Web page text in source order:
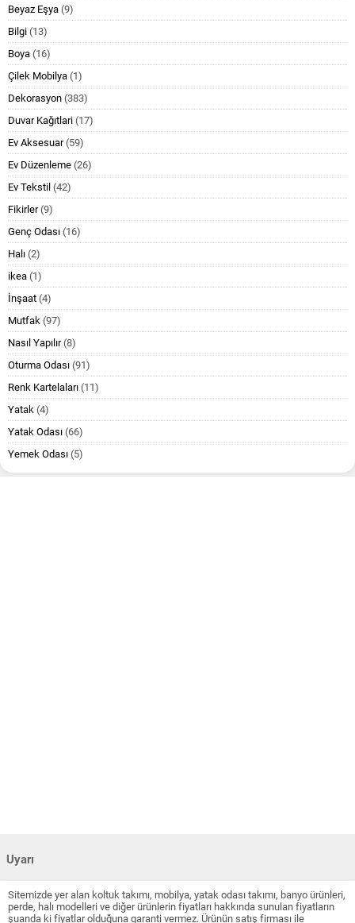
Beyaz Eşya (9)
Bilgi (13)
Boya (16)
Çilek Mobilya (1)
Dekorasyon (383)
Duvar Kağıtlari (17)
Ev Aksesuar(59)
Ev Düzenleme (26)
Ev Tekstil (42)
Fikirler(9)
Genç Odası (16)
Halı (2)
ikea (1)
İnşaat (4)
Mutfak (97)
Nasıl Yapılır(8)
Oturma Odası (91)
Renk Kartelaları (11)
Yatak (4)
Yatak Odası (66)
Yemek Odası (5)
Uyarı
Sitemizde yer alan koltuk takımı, mobilya, yatak odası takımı, banyo ürünleri,
perde, halı modelleri ve diğer ürünlerin fiyatları hakkında sunulan fiyatların
şuanda ki fiyatlar olduğuna garanti vermez. Ürünün satış firması ile